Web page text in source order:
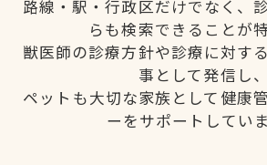
路線・駅・行政区だけでなく、
らも検索できることが特
獣医師の診療方針や診療に対す
事として発信し、
ペットも大切な家族として健康
ーをサポートしていま